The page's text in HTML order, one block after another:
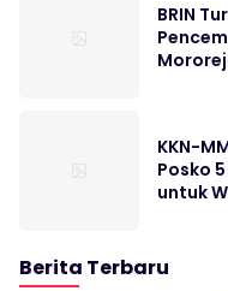
BRIN
KKN-
Posko
untuk
Berita Terbaru